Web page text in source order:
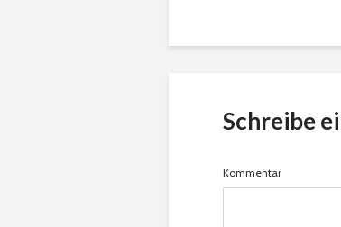
Schreibe
Kommentar